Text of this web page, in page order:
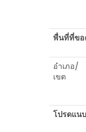
พื่นที่ที่ขอ
อำเภอ/
เขต
โปรดแน